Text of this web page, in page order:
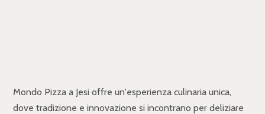
Mondo Pizza a Jesi offre un'esperienza culinaria unica,
dove tradizione e innovazione si incontrano per deliziare